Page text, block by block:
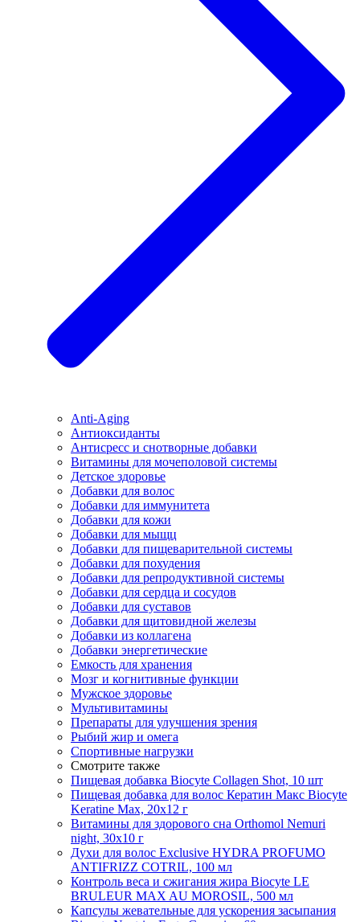
Anti-Aging
Антиоксиданты
Антисресс и снотворные добавки
Витамины для мочеполовой системы
Детское здоровье
Добавки для волос
Добавки для иммунитета
Добавки для кожи
Добавки для мыщц
Добавки для пищеварительной системы
Добавки для похудения
Добавки для репродуктивной системы
Добавки для сердца и сосудов
Добавки для суставов
Добавки для щитовидной железы
Добавки из коллагена
Добавки энергетические
Емкость для хранения
Мозг и когнитивные функции
Мужское здоровье
Мультивитамины
Препараты для улучшения зрения
Рыбий жир и омега
Спортивные нагрузки
Смотрите также
Пищевая добавка Biocyte Collagen Shot, 10 шт
Пищевая добавка для волос Кератин Макс Biocyte
Keratine Max, 20х12 г
Витамины для здорового сна Orthomol Nemuri
night, 30х10 г
Духи для волос Exclusive HYDRA PROFUMO
ANTIFRIZZ COTRIL, 100 мл
Контроль веса и сжигания жира Biocyte LE
BRULEUR MAX AU MOROSIL, 500 мл
Капсулы жевательные для ускорения засыпания